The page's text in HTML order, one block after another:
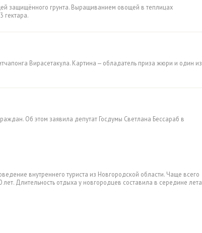
защищённого грунта. Выращиванием овощей в теплицах
гектара.
Вирасетакула. Картина — обладатель приза жюри и один из
Об этом заявила депутат Госдумы Светлана Бессараб в
внутреннего туриста из Новгородской области. Чаще всего
Длительность отдыха у новгородцев составила в середине лета